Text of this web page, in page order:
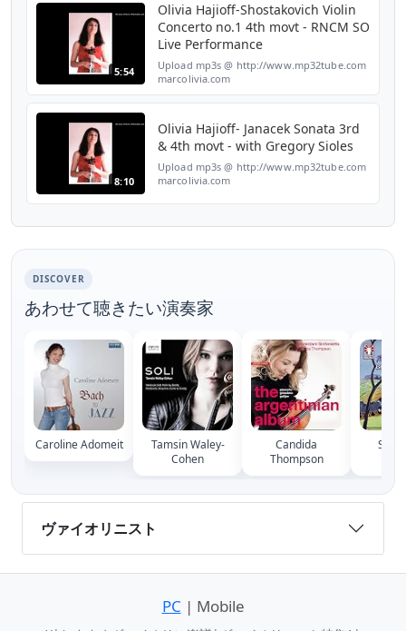
5:54
Olivia Hajioff-Shostakovich Violin
Concerto no.1 4th movt - RNCM SO
Live Performance
Upload mp3s @ http://www.mp32tube.com
marcolivia.com
8:10
Olivia Hajioff- Janacek Sonata 3rd
& 4th movt - with Gregory Sioles
Upload mp3s @ http://www.mp32tube.com
marcolivia.com
DISCOVER
あわせて聴きたい演奏家
Caroline Adomeit
Tamsin Waley-
Cohen
Candida
Thompson
ヴァイオリニスト
PC | Mobile